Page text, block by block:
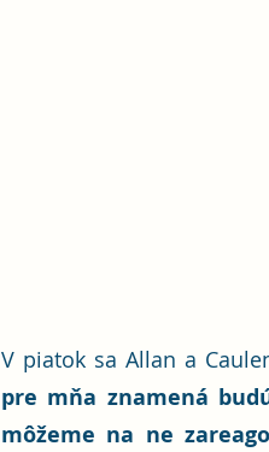
V piatok sa Allan a
pre mňa znamená
môžeme na ne